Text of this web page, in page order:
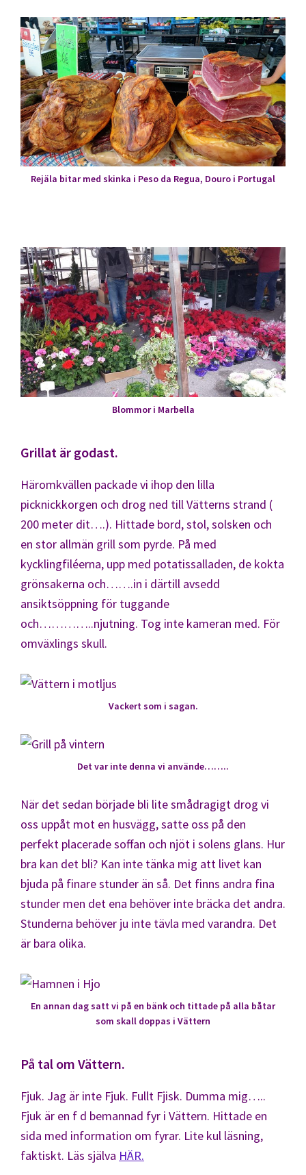
Rejäla bitar med skinka i Peso da Regua, Douro i Portugal
Blommor i Marbella
Grillat är godast.
Häromkvällen packade vi ihop den lilla
picknickkorgen och drog ned till Vätterns strand (
200 meter dit….). Hittade bord, stol, solsken och
en stor allmän grill som pyrde. På med
kycklingfiléerna, upp med potatissalladen, de kokta
grönsakerna och…….in i därtill avsedd
ansiktsöppning för tuggande
och…………..njutning. Tog inte kameran med. För
omväxlings skull.
Vackert som i sagan.
Det var inte denna vi använde……..
När det sedan började bli lite smådragigt drog vi
oss uppåt mot en husvägg, satte oss på den
perfekt placerade soffan och njöt i solens glans. Hur
bra kan det bli? Kan inte tänka mig att livet kan
bjuda på finare stunder än så. Det finns andra fina
stunder men det ena behöver inte bräcka det andra.
Stunderna behöver ju inte tävla med varandra. Det
är bara olika.
En annan dag satt vi på en bänk och tittade på alla båtar
som skall doppas i Vättern
På tal om Vättern.
Fjuk. Jag är inte Fjuk. Fullt Fjisk. Dumma mig…..
Fjuk är en f d bemannad fyr i Vättern. Hittade en
sida med information om fyrar. Lite kul läsning,
faktiskt. Läs själva HÄR.